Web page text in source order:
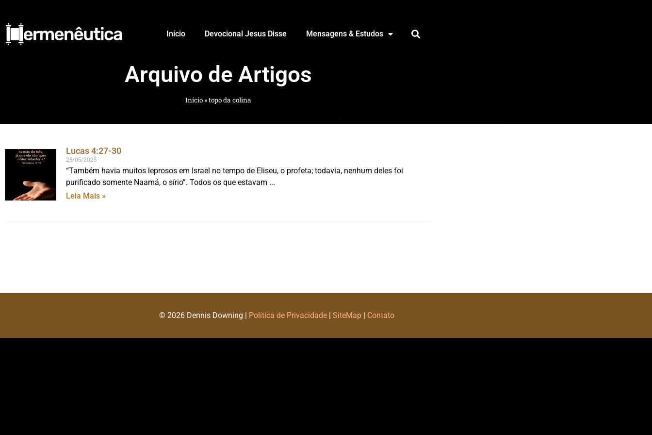
Início Devocional Jesus Disse Mensagens & Estudos
Arquivo de Artigos
Início »topo da colina
Lucas 4:27-30
25/05/2025
“Também havia muitos leprosos em Israel no tempo de Eliseu, o profeta; todavia, nenhum deles foi
purificado somente Naamã, o sírio”. Todos os que estavam
Leia Mais »
© 2026 Dennis Downing | Política de Privacidade| SiteMap| Contato